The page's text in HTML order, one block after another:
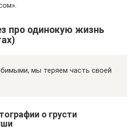
про одинокую жизнь
мы теряем часть своей
о грусти